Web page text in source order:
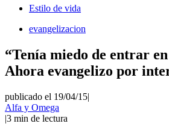
Estilo de vida
evangelizacion
“Tenía miedo de entrar
Ahora evangelizo por
publicado el 19/04/15|
Alfa y Omega
|3 min de lectura